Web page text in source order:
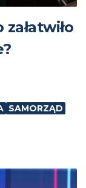
SAMORZĄD